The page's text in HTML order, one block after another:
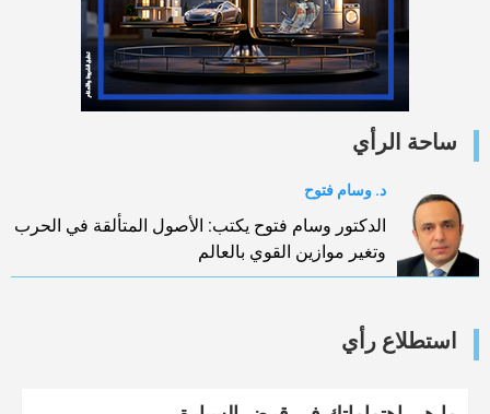
ساحة الرأي
د. وسام فتوح
الدكتور وسام فتوح يكتب: الأصول المتألقة في الحرب
وتغير موازين القوي بالعالم
استطلاع رأي